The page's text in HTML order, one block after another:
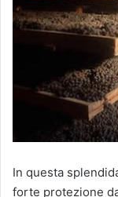
In questa
forte protezione